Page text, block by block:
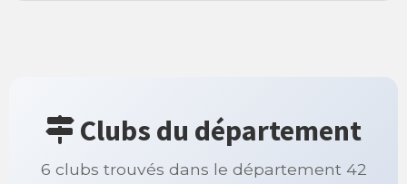
Clubs du département
6 clubs trouvés dans le département 42